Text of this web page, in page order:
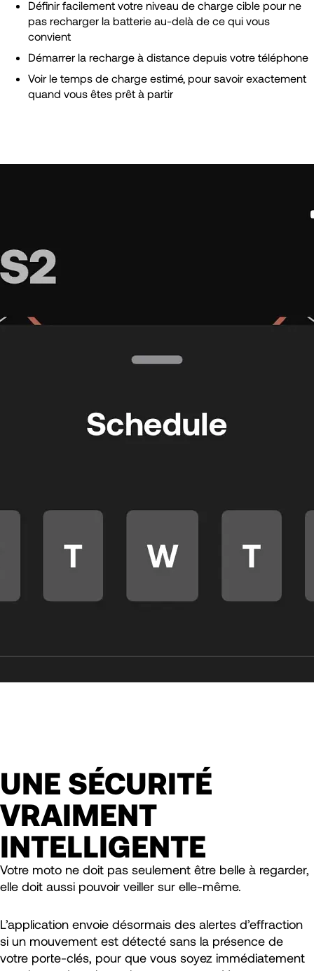
Définir facilement votre niveau de charge cible pour ne
pas recharger la batterie au-delà de ce qui vous
convient
Démarrer la recharge à distance depuis votre téléphone
Voir le temps de charge estimé, pour savoir exactement
quand vous êtes prêt à partir
UNE SÉCURITÉ
VRAIMENT
INTELLIGENTE
Votre moto ne doit pas seulement être belle à regarder,
elle doit aussi pouvoir veiller sur elle-même.
L’application envoie désormais des alertes d’effraction
si un mouvement est détecté sans la présence de
votre porte-clés, pour que vous soyez immédiatement